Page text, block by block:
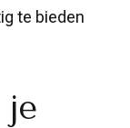
te bieden
je